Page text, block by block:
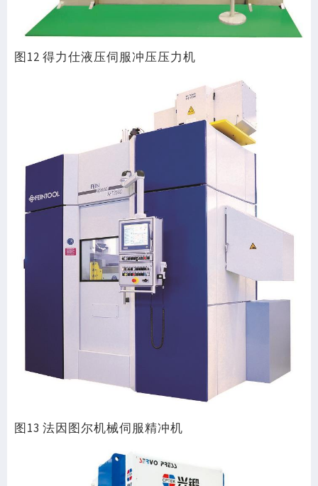
图12 得力仕液压伺服冲压压力机
图13 法因图尔机械伺服精冲机